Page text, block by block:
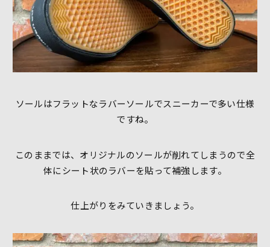
ソールはフラットなラバーソールでスニーカーで多い仕様
ですね。
このままでは、オリジナルのソールが削れてしまうので全
体にシート状のラバーを貼って補強します。
仕上がりをみていきましょう。